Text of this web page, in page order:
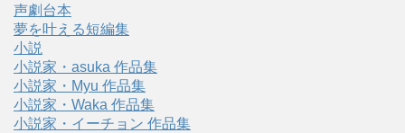
声劇台本
夢を叶える短編集
小説
小説家・asuka 作品集
小説家・Myu 作品集
小説家・Waka 作品集
小説家・イーチョン 作品集